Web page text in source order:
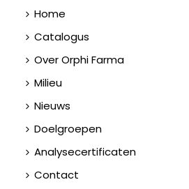
Home
Catalogus
Over Orphi Farma
Milieu
Nieuws
Doelgroepen
Analysecertificaten
Contact